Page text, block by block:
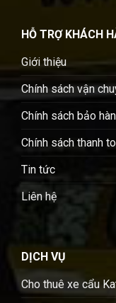
HỖ TRỢ KHÁCH
Giới thiệu
Chính sách vận
Chính sách bảo
Chính sách thanh
Tin tức
Liên hệ
DỊCH VỤ
Cho thuê xe cẩu